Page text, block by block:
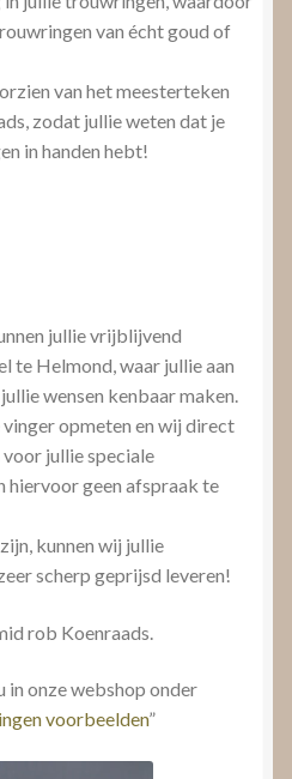
van écht goud of
van het meesterteken
zodat jullie weten dat je
in handen hebt!
jullie vrijblijvend
te Helmond, waar jullie aan
wensen kenbaar maken.
opmeten en wij direct
jullie speciale
hiervoor geen afspraak te
kunnen wij jullie
scherp geprijsd leveren!
rob Koenraads.
onze webshop onder
voorbeelden”